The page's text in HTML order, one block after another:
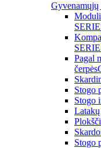
Gyvenamųjų
Pagal
čerpės
Stogo
Stogo
Latakų
Stogo